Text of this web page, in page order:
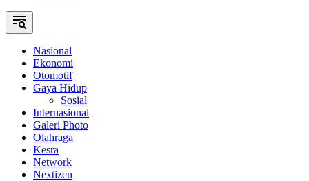
Nasional
Ekonomi
Otomotif
Gaya Hidup
Sosial
Internasional
Galeri Photo
Olahraga
Kesra
Network
Nextizen